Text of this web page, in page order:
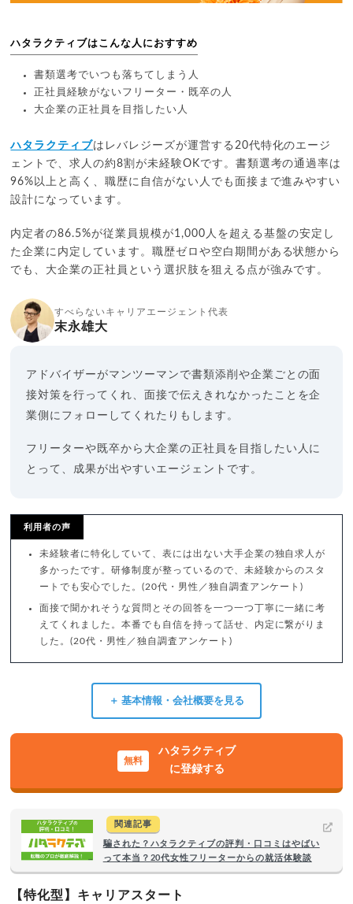
ハタラクティブはこんな人におすすめ
書類選考でいつも落ちてしまう人
正社員経験がないフリーター・既卒の人
大企業の正社員を目指したい人
ハタラクティブ はレバレジーズが運営する20代特化のエージ
ェントで、求人の約8割が未経験OKです。書類選考の通過率は
96%以上と高く、職歴に自信がない人でも面接まで進みやすい
設計になっています。
内定者の86.5%が従業員規模が1,000人を超える基盤の安定し
た企業に内定しています。職歴ゼロや空白期間がある状態から
でも、大企業の正社員という選択肢を狙える点が強みです。
すべらないキャリアエージェント代表
末永雄大
アドバイザーがマンツーマンで書類添削や企業ごとの面
接対策を行ってくれ、面接で伝えきれなかったことを企
業側にフォローしてくれたりもします。
フリーターや既卒から大企業の正社員を目指したい人に
とって、成果が出やすいエージェントです。
利用者の声
未経験者に特化していて、表には出ない大手企業の独自求人が
多かったです。研修制度が整っているので、未経験からのスタ
ートでも安心でした。(20代・男性／独自調査アンケート)
面接で聞かれそうな質問とその回答を一つ一つ丁寧に一緒に考
えてくれました。本番でも自信を持って話せ、内定に繋がりま
した。(20代・男性／独自調査アンケート)
＋ 基本情報・会社概要を見る
ハタラクティブ
に登録する
関連記事
騙された？ハタラクティブの評判・口コミはやばい
って本当？20代女性フリーターからの就活体験談
【特化型】キャリアスタート